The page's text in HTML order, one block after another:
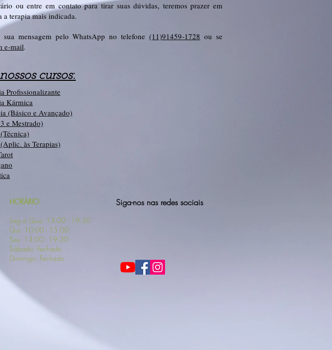
ou entre em contato para tirar suas dúvidas, teremos prazer em
a terapia mais indicada.
mensagem pelo WhatsApp no telefone(11)91459-1728 ou se
e-mail.
cursos:
Profissionalizante
Kármica
(Básico e Avançado)
e Mestrado)
às Terapias)
HORÁRIO
Seg à Qua: 13:00 - 19:30
Qui: 10:00 - 15:00
Sex: 13:00 - 19:30
Sábado: Fechado
Domingo: Fechado
Siga-nos nas redes sociais